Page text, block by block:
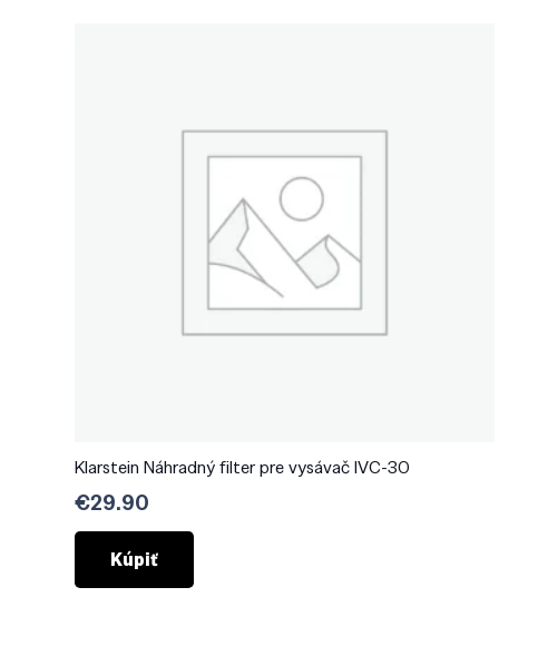
Klarstein Náhradný filter pre vysávač IVC-30
€29.90
Kúpiť